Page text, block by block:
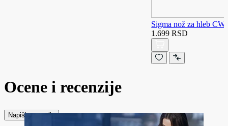
Sigma nož za hleb
1.699 RSD
Ocene i recenzije
Napiši recenziju